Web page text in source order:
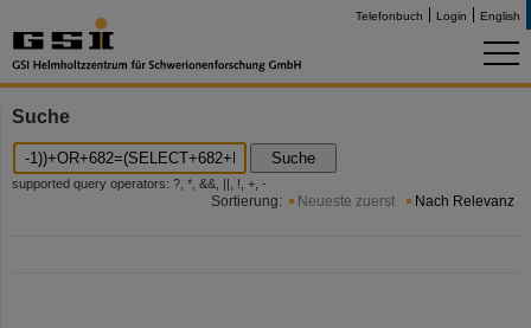
Telefonbuch Login English
Suche
Suche
supported query operators: ?, *, &&, ||, !, +, -
Sortierung: Neueste zuerst Nach Relevanz